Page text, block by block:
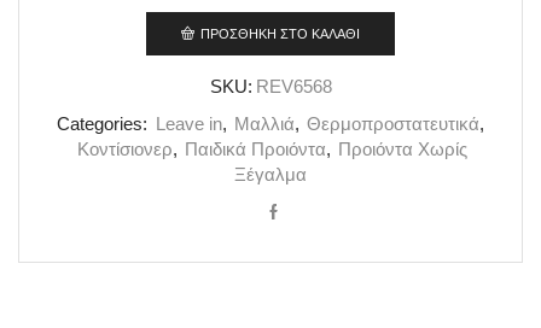
Kids
Princess
Condisioner
200ml
ΠΡΟΣΘΉΚΗ ΣΤΟ ΚΑΛΆΘΙ
SKU: REV6568
Categories:
Leave in, Mαλλιά, Θερμοπροστατευτικά,
Κοντίσιονερ, Παιδικά Προιόντα, Προιόντα Χωρίς
Ξέγαλμα